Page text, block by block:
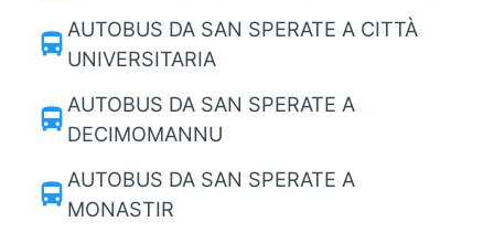
directions_bus AUTOBUS DA SAN SPERATE A CITTÀ
UNIVERSITARIA
directions_bus AUTOBUS DA SAN SPERATE A
DECIMOMANNU
directions_bus AUTOBUS DA SAN SPERATE A
MONASTIR